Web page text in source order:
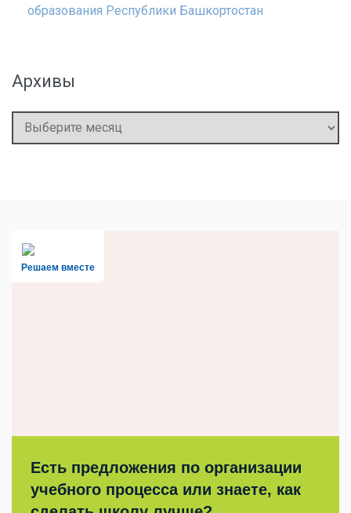
образования Республики Башкортостан
Архивы
Архивы
Решаем вместе
Есть предложения по организации
учебного процесса или знаете, как